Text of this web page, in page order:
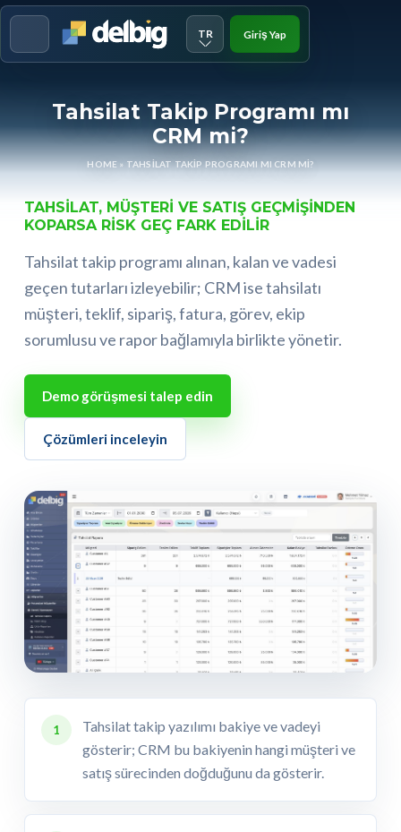
TR Giriş Yap
Tahsilat Takip Programı mı
CRM mi?
HOME » TAHSILAT TAKIP PROGRAMI MI CRM MI?
TAHSILAT, MÜŞTERI VE SATIŞ GEÇMIŞINDEN
KOPARSA RISK GEÇ FARK EDILIR
Tahsilat takip programı alınan, kalan ve vadesi
geçen tutarları izleyebilir; CRM ise tahsilatı
müşteri, teklif, sipariş, fatura, görev, ekip
sorumlusu ve rapor bağlamıyla birlikte yönetir.
Demo görüşmesi talep edin
Çözümleri inceleyin
1
Tahsilat takip yazılımı bakiye ve vadeyi
gösterir; CRM bu bakiyenin hangi müşteri ve
satış sürecinden doğduğunu da gösterir.